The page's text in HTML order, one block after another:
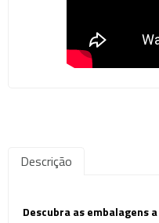
Descrição
Descubra as embalagens